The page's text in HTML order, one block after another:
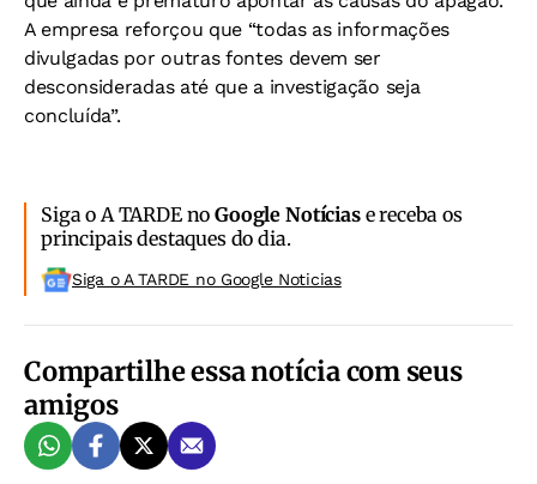
A empresa reforçou que “todas as informações
divulgadas por outras fontes devem ser
desconsideradas até que a investigação seja
concluída”.
Siga o A TARDE noGoogle Notíciase receba os
principais destaques do dia.
Siga o A TARDE no Google Noticias
Compartilhe essa notícia com seus
amigos